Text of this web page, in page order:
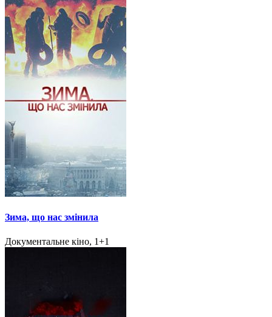
Зима, що нас змінила
Документальне кіно, 1+1